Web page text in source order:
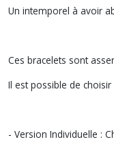
Un intemporel à avoir
Ces bracelets sont
Il est possible de
- Version Individuelle :